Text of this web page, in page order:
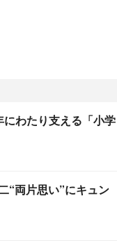
わたり支える「小学
“両片思い”にキュン